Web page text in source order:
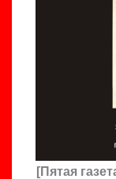
[Пятая